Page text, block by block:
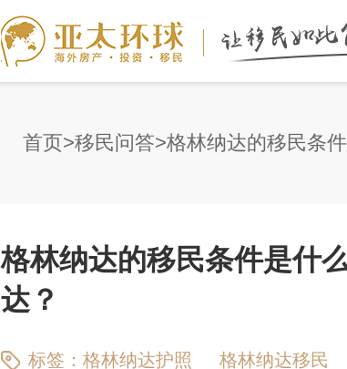
首页 移民问答 格林纳达的移民条
格林纳达的移民条件是什
达？
标签： 格林纳达护照 格林纳达移民